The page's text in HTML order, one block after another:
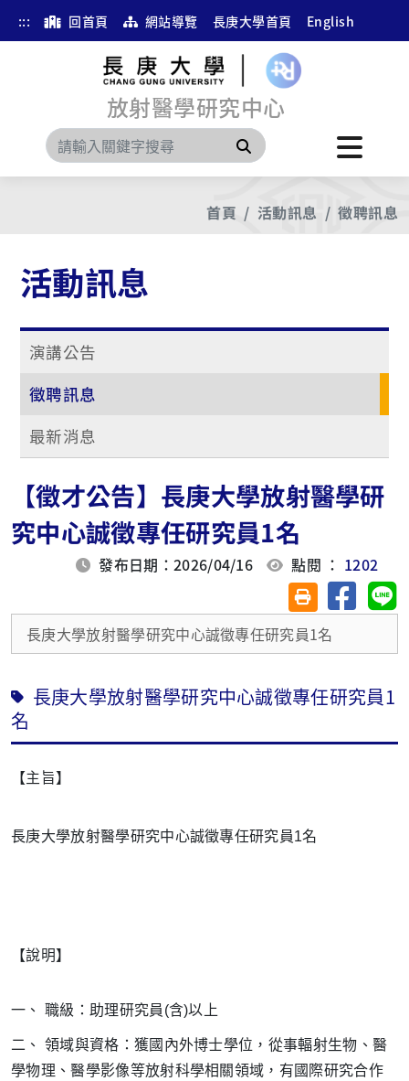
::: 回首頁 網站導覽 長庚大學首頁 English
放射醫學研究中心
搜尋
首頁 活動訊息 徵聘訊息
活動訊息
演講公告
徵聘訊息
最新消息
【徵才公告】長庚大學放射醫學研
究中心誠徵專任研究員1名
發布日期：2026/04/16 點閱 ： 1202
友善列印(另開視
分享至
長庚大學放射醫學研究中心誠徵專任研究員1名
長庚大學放射醫學研究中心誠徵專任研究員1
名
【主旨】
長庚大學放射醫學研究中心誠徵專任研究員1名
【說明】
一、 職級：助理研究員(含)以上
二、 領域與資格：獲國內外博士學位，從事輻射生物、醫
學物理、醫學影像等放射科學相關領域，有國際研究合作